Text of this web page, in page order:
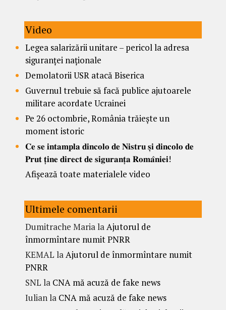
Video
Legea salarizării unitare – pericol la adresa
siguranței naționale
Demolatorii USR atacă Biserica
Guvernul trebuie să facă publice ajutoarele
militare acordate Ucrainei
Pe 26 octombrie, România trăiește un
moment istoric
𝐂𝐞 𝐬𝐞 𝐢𝐧𝐭𝐚𝐦𝐩𝐥𝐚 𝐝𝐢𝐧𝐜𝐨𝐥𝐨 𝐝𝐞 𝐍𝐢𝐬𝐭𝐫𝐮 𝐬̦𝐢 𝐝𝐢𝐧𝐜𝐨𝐥𝐨 𝐝𝐞
𝐏𝐫𝐮𝐭 𝐭̦𝐢𝐧𝐞 𝐝𝐢𝐫𝐞𝐜𝐭 𝐝𝐞 𝐬𝐢𝐠𝐮𝐫𝐚𝐧𝐭̦𝐚 𝐑𝐨𝐦𝐚̂𝐧𝐢𝐞𝐢!
Afișează toate materialele video
Ultimele comentarii
Dumitrache MarialaAjutorul de
înmormîntare numit PNRR
KEMAL laAjutorul de înmormîntare numit
PNRR
SNL la CNA mă acuză de fake news
Iulianla CNA mă acuză de fake news